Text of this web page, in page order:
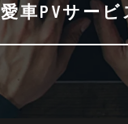
愛車PVサービ